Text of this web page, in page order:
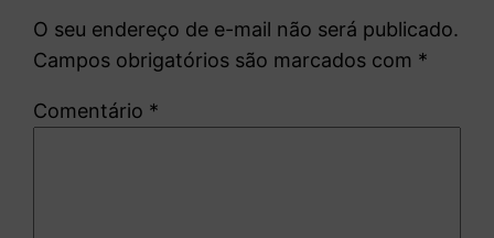
O seu endereço de e-mail não será publicado.
Campos obrigatórios são marcados com *
Comentário *